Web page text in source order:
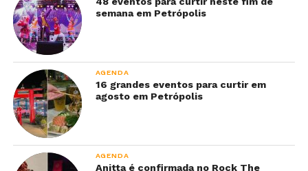
semana em Petrópolis
AGENDA
16 grandes eventos para curtir em
agosto em Petrópolis
AGENDA
Anitta é confirmada no Rock The